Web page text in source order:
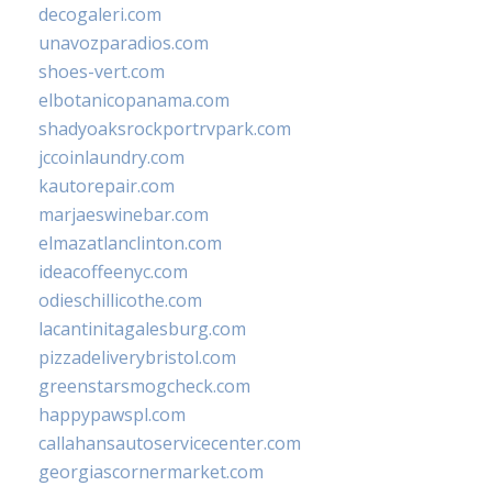
decogaleri.com
unavozparadios.com
shoes-vert.com
elbotanicopanama.com
shadyoaksrockportrvpark.com
jccoinlaundry.com
kautorepair.com
marjaeswinebar.com
elmazatlanclinton.com
ideacoffeenyc.com
odieschillicothe.com
lacantinitagalesburg.com
pizzadeliverybristol.com
greenstarsmogcheck.com
happypawspl.com
callahansautoservicecenter.com
georgiascornermarket.com